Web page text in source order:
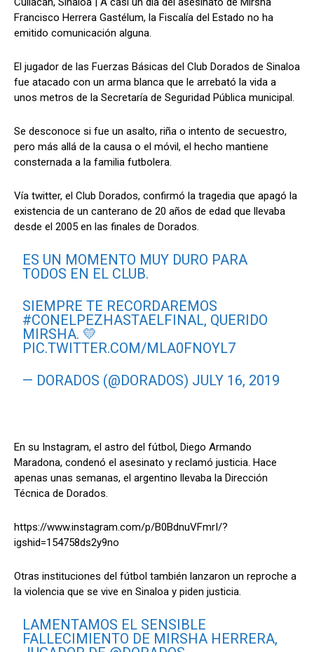
at
s
A
p
p
ce
b
o
o
k
e
gr
a
m
ail m
ar
tir
Francisco Herrera Gastélum, la Fiscalía del Estado no ha
emitido comunicación alguna.
El jugador de las Fuerzas Básicas del Club Dorados de Sinaloa
fue atacado con un arma blanca que le arrebató la vida a
unos metros de la Secretaría de Seguridad Pública municipal.
Se desconoce si fue un asalto, riña o intento de secuestro,
pero más allá de la causa o el móvil, el hecho mantiene
consternada a la familia futbolera.
Vía twitter, el Club Dorados, confirmó la tragedia que apagó la
existencia de un canterano de 20 años de edad que llevaba
desde el 2005 en las finales de Dorados.
ES UN MOMENTO MUY DURO PARA
TODOS EN EL CLUB.
SIEMPRE TE RECORDAREMOS
#CONELPEZHASTAELFINAL, QUERIDO
MIRSHA. 💛
PIC.TWITTER.COM/MLA0FNOYL7
— DORADOS (@DORADOS) JULY 16, 2019
En su Instagram, el astro del fútbol, Diego Armando
Maradona, condenó el asesinato y reclamó justicia. Hace
apenas unas semanas, el argentino llevaba la Dirección
Técnica de Dorados.
https://www.instagram.com/p/B0BdnuVFmrI/?
igshid=154758ds2y9no
Otras instituciones del fútbol también lanzaron un reproche a
la violencia que se vive en Sinaloa y piden justicia.
LAMENTAMOS EL SENSIBLE
FALLECIMIENTO DE MIRSHA HERRERA,